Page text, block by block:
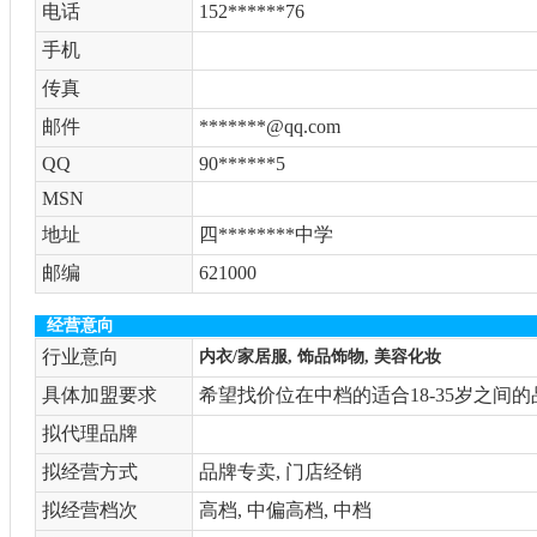
电话
152******76
手机
传真
邮件
*******@qq.com
QQ
90******5
MSN
地址
四********中学
邮编
621000
经营意向
行业意向 内衣/家居服, 饰品饰物, 美容化妆
具体加盟要求
希望找价位在中档的适合18-35岁之间的
拟代理品牌
拟经营方式
品牌专卖, 门店经销
拟经营档次
高档, 中偏高档, 中档